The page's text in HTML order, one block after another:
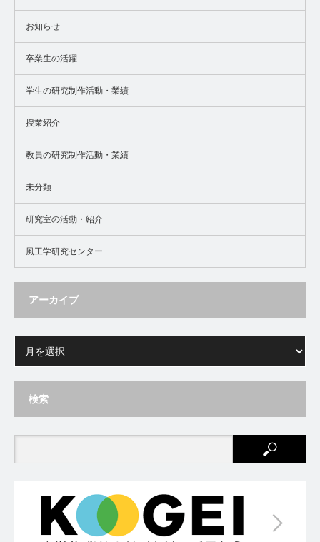
お知らせ
卒業生の活躍
学生の研究制作活動・業績
授業紹介
教員の研究制作活動・業績
未分類
研究室の活動・紹介
風工学研究センター
アーカイブ
検索